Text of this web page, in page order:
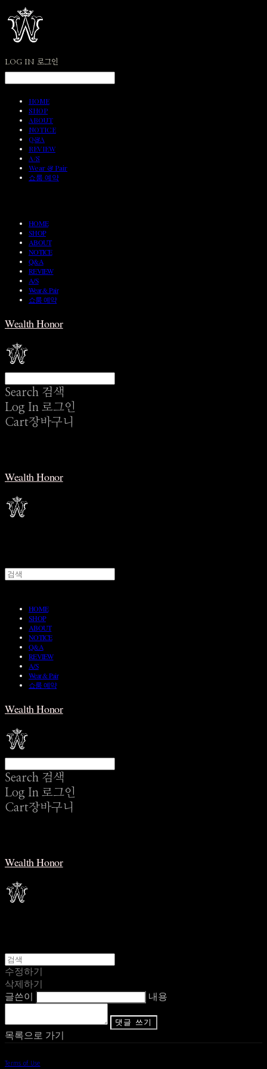
LOG IN 로그인
HOME
SHOP
ABOUT
NOTICE
Q&A
REVIEW
A/S
Wear & Pair
쇼룸 예약
HOME
SHOP
ABOUT
NOTICE
Q&A
REVIEW
A/S
Wear & Pair
쇼룸 예약
Wealth Honor
Search 검색
Log In 로그인
Cart장바구니
Wealth Honor
HOME
SHOP
ABOUT
NOTICE
Q&A
REVIEW
A/S
Wear & Pair
쇼룸 예약
Wealth Honor
Search 검색
Log In 로그인
Cart장바구니
Wealth Honor
수정하기
삭제하기
글쓴이
내용
댓글 쓰기
목록으로 가기
Terms of Use